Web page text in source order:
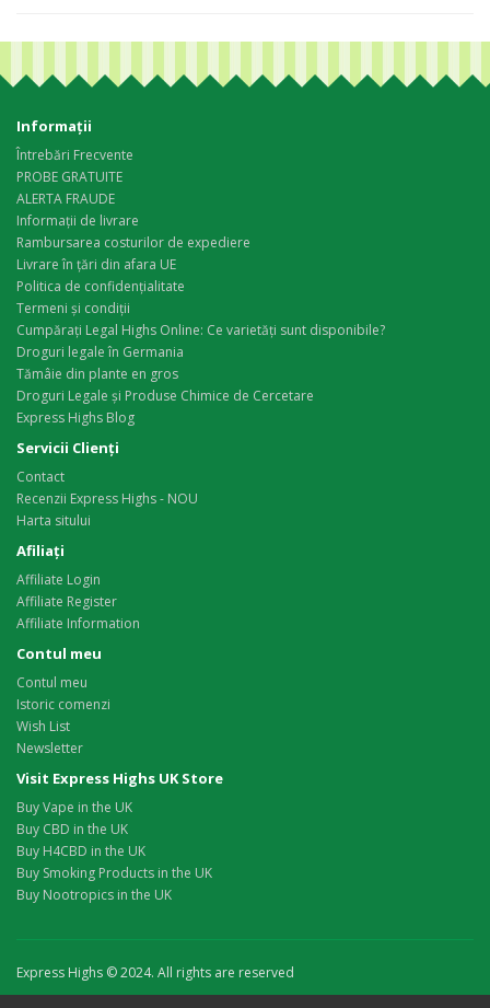
Informaţii
Întrebări Frecvente
PROBE GRATUITE
ALERTA FRAUDE
Informații de livrare
Rambursarea costurilor de expediere
Livrare în țări din afara UE
Politica de confidențialitate
Termeni și condiții
Cumpărați Legal Highs Online: Ce varietăți sunt disponibile?
Droguri legale în Germania
Tămâie din plante en gros
Droguri Legale și Produse Chimice de Cercetare
Express Highs Blog
Servicii Clienţi
Contact
Recenzii Express Highs - NOU
Harta sitului
Afiliaţi
Affiliate Login
Affiliate Register
Affiliate Information
Contul meu
Contul meu
Istoric comenzi
Wish List
Newsletter
Visit Express Highs UK Store
Buy Vape in the UK
Buy CBD in the UK
Buy H4CBD in the UK
Buy Smoking Products in the UK
Buy Nootropics in the UK
Express Highs © 2024. All rights are reserved